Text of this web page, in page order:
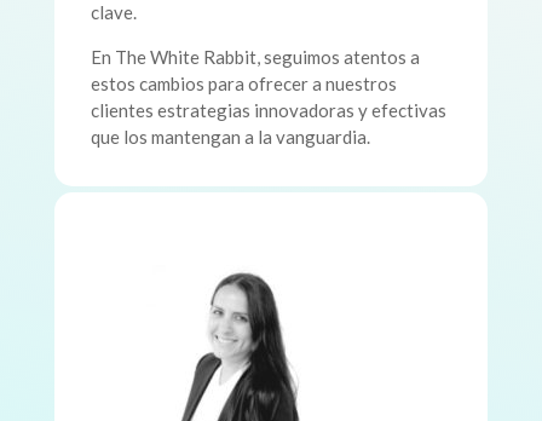
clave.
En The White Rabbit, seguimos atentos a
estos cambios para ofrecer a nuestros
clientes estrategias innovadoras y efectivas
que los mantengan a la vanguardia.